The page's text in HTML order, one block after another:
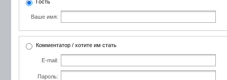
Гость
Ваше имя:
Комментатор / хотите им стать
E-mail:
Пароль: